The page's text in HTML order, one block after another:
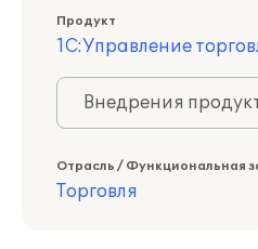
Продукт
1С:Управление
Внедрения
Отрасль / Функциональная
Торговля